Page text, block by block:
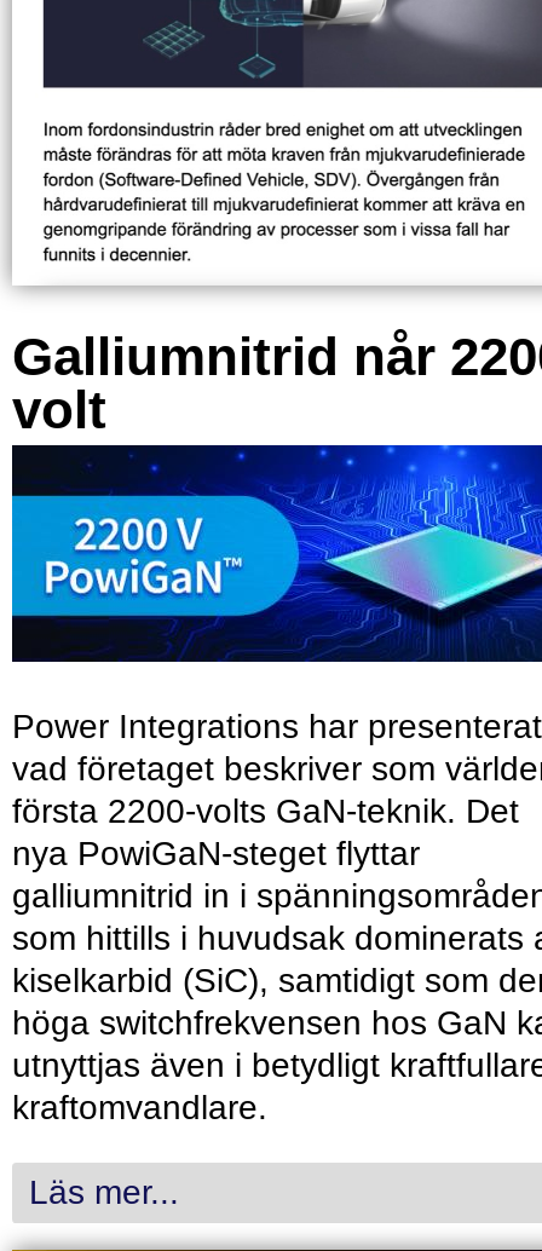
Galliumnitrid når
volt
Power Integrations har presenterat
vad företaget beskriver som
första 2200-volts GaN-teknik. Det
nya PowiGaN-steget flyttar
galliumnitrid in i
som hittills i huvudsak dominerats
kiselkarbid (SiC), samtidigt som
höga switchfrekvensen hos GaN
utnyttjas även i betydligt
kraftomvandlare.
Läs mer...